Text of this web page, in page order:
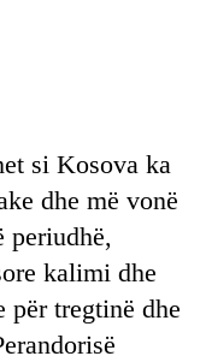
si Kosova ka
dhe më vonë
periudhë,
kalimi dhe
për tregtinë dhe